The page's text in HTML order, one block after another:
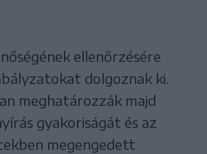
ellenőrzésére
dolgoznak ki.
meghatározzák majd
gyakoriságát és az
megengedett